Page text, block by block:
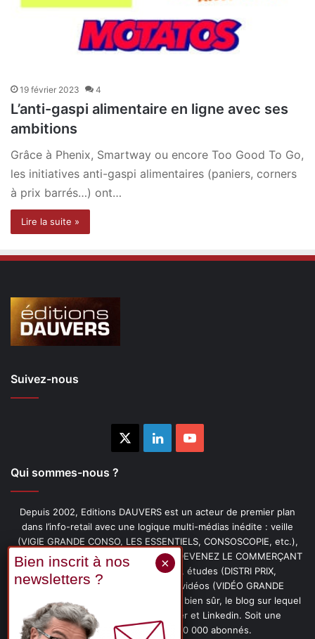
19 février 2023 4
L’anti-gaspi alimentaire en ligne avec ses
ambitions
Grâce à Phenix, Smartway ou encore Too Good To Go,
les initiatives anti-gaspi alimentaires (paniers, corners
à prix barrés…) ont…
Lire la suite »
Suivez-nous
LinkedinYouTube
Qui sommes-nous ?
Depuis 2002, Editions DAUVERS est un acteur de premier plan
dans l’info-retail avec une logique multi-médias inédite : veille
(VIGIE GRANDE CONSO, LES ESSENTIELS, CONSOSCOPIE, etc.),
livres (PENSER-CLIENT, IMAGE-PRIX, DEVENEZ LE COMMERÇANT
PRÉFÉRÉ DE VOS CLIENTS, etc.), études (DISTRI PRIX,
PROMOFLASH, DRIVE INSIGHTS), vidéos (VIDÉO GRANDE
CONSO), podcasts (CAFÉ CONSO) et, bien sûr, le blog sur lequel
vous êtes, ainsi que les fils Twitter et Linkedin. Soit une
communauté de plus de 150 000 abonnés.